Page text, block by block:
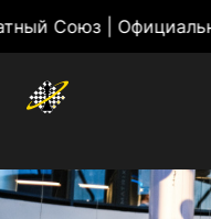
| Официальный